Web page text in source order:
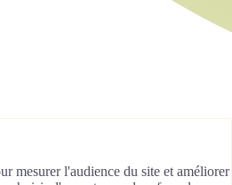
mesurer l'audience du site et améliorer